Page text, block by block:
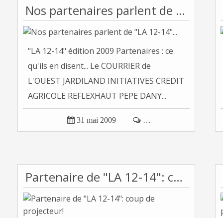
Nos partenaires parlent de "LA 12-14"...
"LA 12-14" édition 2009 Partenaires : ce
qu'ils en disent... Le COURRIER de
L'OUEST JARDILAND INITIATIVES CREDIT
AGRICOLE REFLEXHAUT PEPE DANY...
 31 mai 2009  …
Partenaire de "LA 12-14": coup de projecteur!